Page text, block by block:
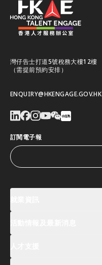
灣仔告士打道5號稅務大樓12樓
（需提前預約安排）
ENQUIRY@HKENGAGE.GOV.HK
訂閱電子報
薪酬指數
全球人才高峰會周